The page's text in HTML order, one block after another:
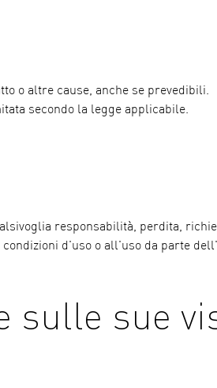
o altre cause, anche se prevedibili.
secondo la legge applicabile.
responsabilità, perdita,
d'uso o all'uso da parte
sulle sue